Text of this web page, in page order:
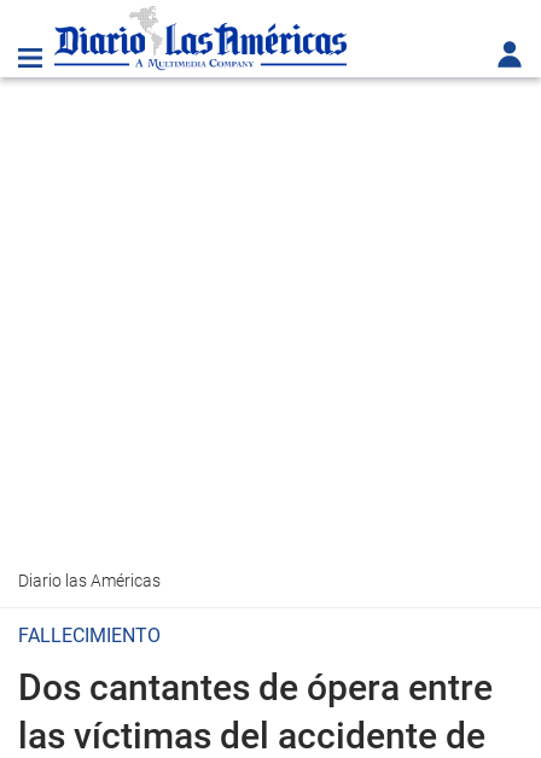
Diario las Américas
FALLECIMIENTO
Dos cantantes de ópera entre
las víctimas del accidente de